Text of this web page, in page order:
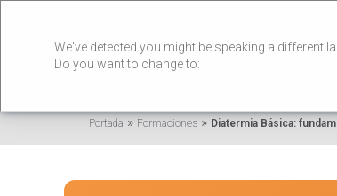
We've detected you might be speaking a different
Do you want to change to:
Portada»Formaciones»Diatermia Básica: